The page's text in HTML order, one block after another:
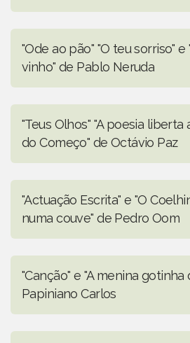
"Ode ao pão" "O teu sorriso"
vinho" de Pablo Neruda
"Teus Olhos" "A poesia liberta
do Começo" de Octávio Paz
"Actuação Escrita" e "O
numa couve" de Pedro Oom
"Canção" e "A menina gotinha
Papiniano Carlos